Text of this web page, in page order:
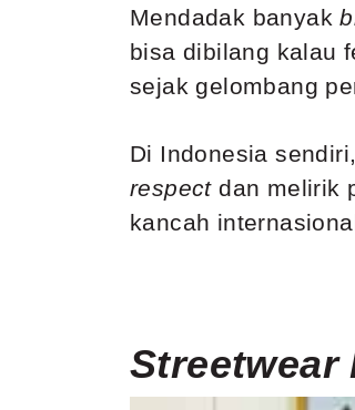
Mendadak banyak
bisa dibilang kalau
sejak gelombang
Di Indonesia
respectdan melirik
kancah
Streetwear